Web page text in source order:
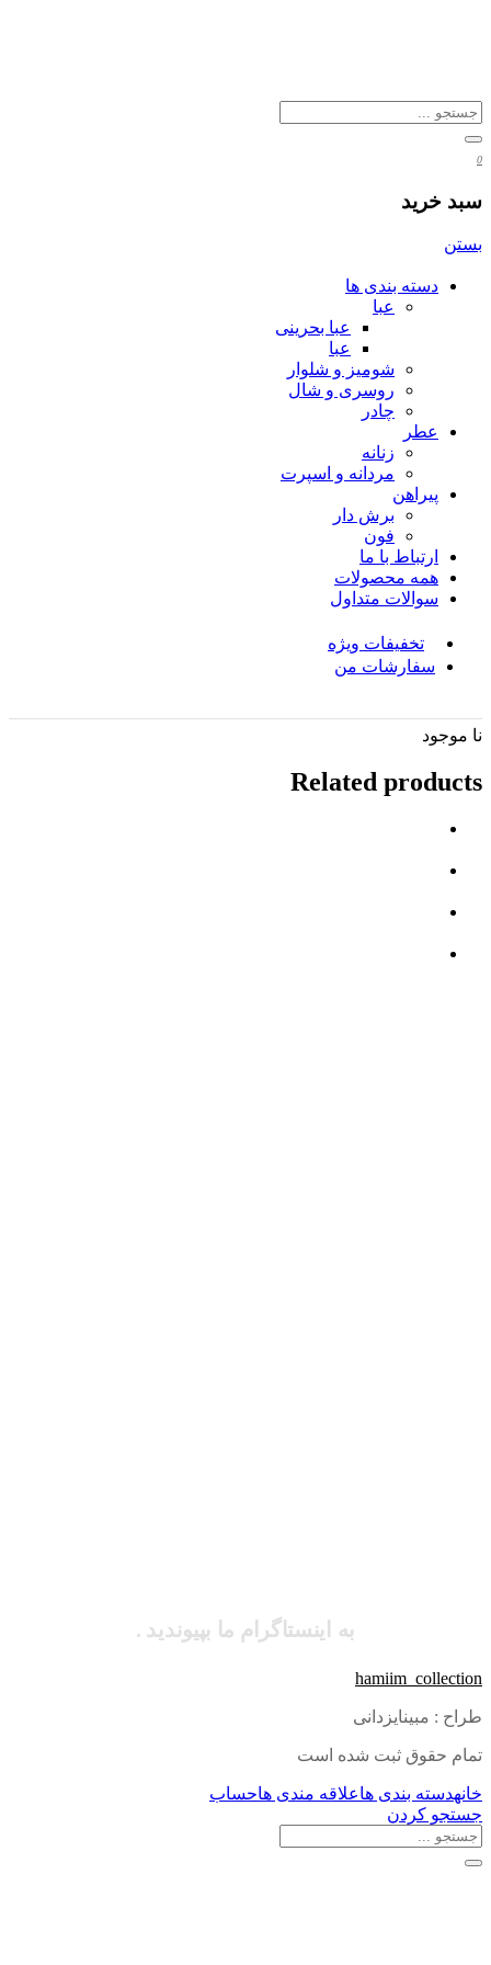
0
سبد خرید
بستن
دسته بندی ها
عبا
عبا بحرینی
عبا
شومیز و شلوار
روسری و شال
چادر
عطر
زنانه
مردانه و اسپرت
پیراهن
برش دار
فون
ارتباط با ما
همه محصولات
سوالات متداول
تخفیفات ویژه
سفارشات من
نا موجود
Related products
به اینستاگرام ما بپیوندید .
hamiim_collection
طراح : مبینایزدانی
تمام حقوق ثبت شده است
خانهدسته بندی هاعلاقه مندی هاحساب
جستجو کردن